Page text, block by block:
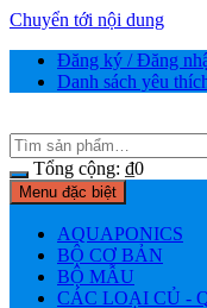
Chuyển tới nội dung
Đăng ký / Đăng
Danh sách yêu
Tổng cộng: ₫0
Menu đặc biệt
AQUAPONICS
BỘ CƠ BẢN
BỘ MẪU
CÁC LOẠI CỦ -